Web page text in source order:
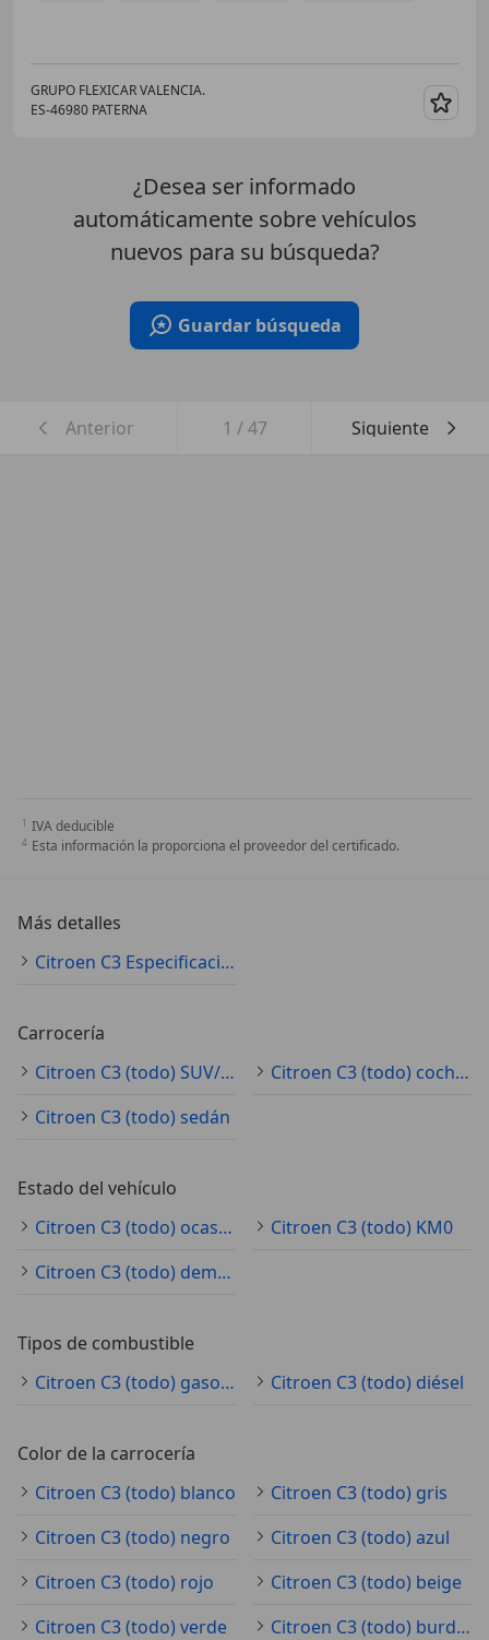
GRUPO FLEXICAR VALENCIA.
ES-46980 PATERNA
¿Desea ser informado
automáticamente sobre vehículos
nuevos para su búsqueda?
Guardar búsqueda
Anterior 1 /47 Siguiente
IVA deducible
Esta información la proporciona el proveedor del certificado.
Más detalles
Citroen C3 Especificaciones técnicas
Carrocería
Citroen C3 (todo) SUV/4x4/pickup
Citroen C3 (todo) coche pequeño
Citroen C3 (todo) sedán
Estado del vehículo
Citroen C3 (todo) ocasión
Citroen C3 (todo) KM0
Citroen C3 (todo) demostración
Tipos de combustible
Citroen C3 (todo) gasolina
Citroen C3 (todo) diésel
Color de la carrocería
Citroen C3 (todo) blanco
Citroen C3 (todo) gris
Citroen C3 (todo) negro
Citroen C3 (todo) azul
Citroen C3 (todo) rojo
Citroen C3 (todo) beige
Citroen C3 (todo) verde
Citroen C3 (todo) burdeos